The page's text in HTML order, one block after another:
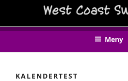
innehåll
WEST COAST
Meny
KALENDERTEST